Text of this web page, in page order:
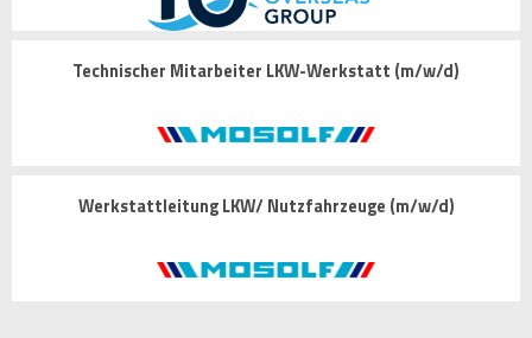
Technischer Mitarbeiter LKW-Werkstatt (m/w/d)
Werkstattleitung LKW/ Nutzfahrzeuge (m/w/d)